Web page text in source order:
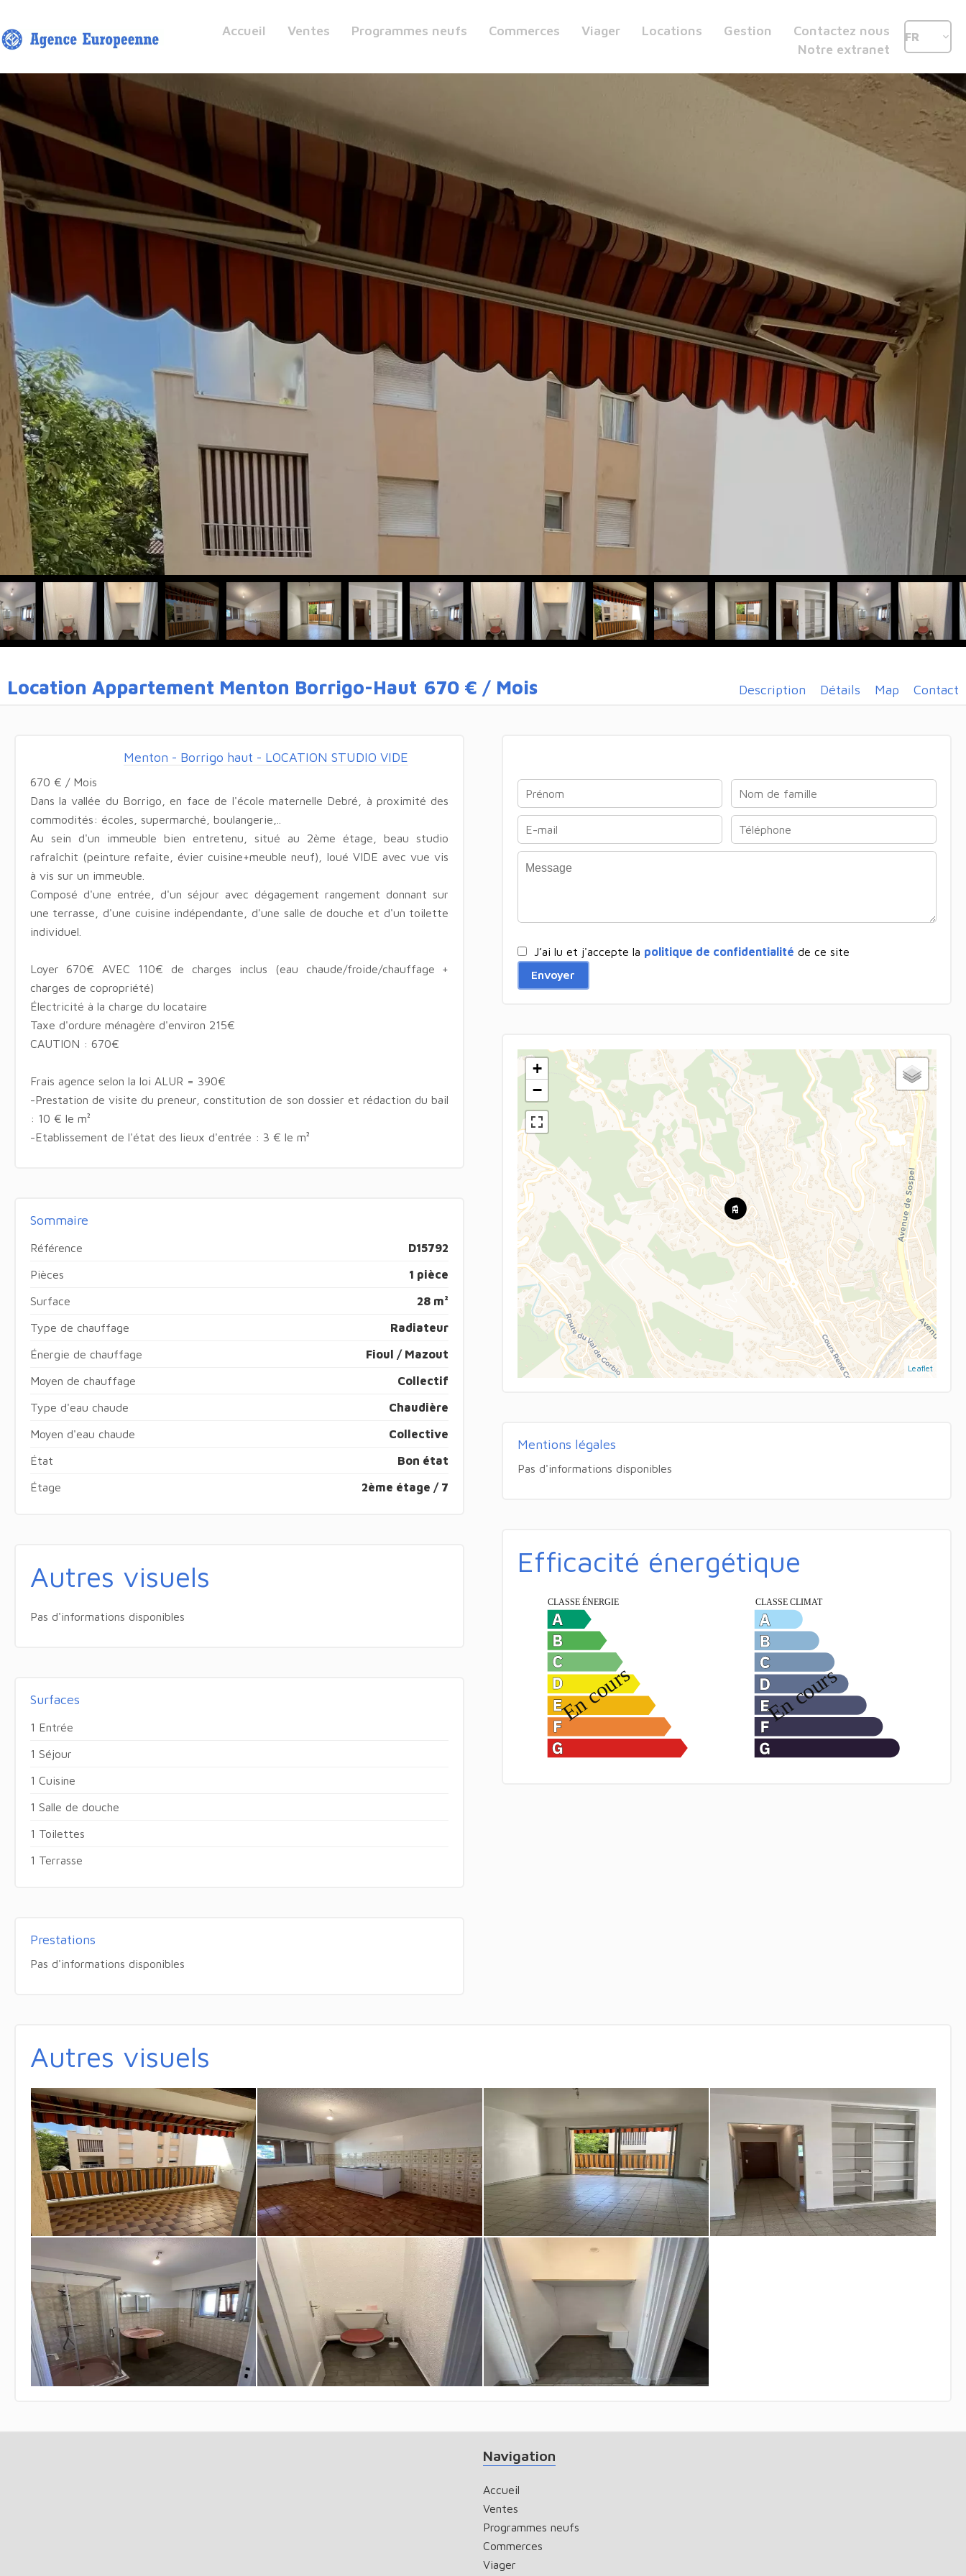
Accueil Ventes Programmes neufs Commerces Viager Locations Gestion
Contactez nous
Notre extranet
FR
Location Appartement Menton Borrigo-Haut 670 € / Mois Description Détails Map Contact
Menton - Borrigo haut - LOCATION STUDIO VIDE
670 € / Mois
Dans la vallée du Borrigo, en face de l'école maternelle Debré, à proximité des
commodités: écoles, supermarché, boulangerie,..
Au sein d'un immeuble bien entretenu, situé au 2ème étage, beau studio
rafraîchit (peinture refaite, évier cuisine+meuble neuf), loué VIDE avec vue vis
à vis sur un immeuble.
Composé d'une entrée, d'un séjour avec dégagement rangement donnant sur
une terrasse, d'une cuisine indépendante, d'une salle de douche et d'un toilette
individuel.
Loyer 670€ AVEC 110€ de charges inclus (eau chaude/froide/chauffage +
charges de copropriété)
Électricité à la charge du locataire
Taxe d'ordure ménagère d'environ 215€
CAUTION : 670€
Frais agence selon la loi ALUR = 390€
-Prestation de visite du preneur, constitution de son dossier et rédaction du bail
: 10 € le m²
-Etablissement de l'état des lieux d'entrée : 3 € le m²
Sommaire
Référence D15792
Pièces 1 pièce
Surface 28 m²
Type de chauffage Radiateur
Énergie de chauffage Fioul / Mazout
Moyen de chauffage Collectif
Type d'eau chaude Chaudière
Moyen d'eau chaude Collective
État Bon état
Étage 2ème étage / 7
Autres visuels
Pas d'informations disponibles
Surfaces
1 Entrée
1 Séjour
1 Cuisine
1 Salle de douche
1 Toilettes
1 Terrasse
Prestations
Pas d'informations disponibles
J’ai lu et j'accepte la politique de confidentialité de ce site
Envoyer
+
−
Leaflet
Mentions légales
Pas d'informations disponibles
Efficacité énergétique
Autres visuels
Navigation
Accueil
Ventes
Programmes neufs
Commerces
Viager